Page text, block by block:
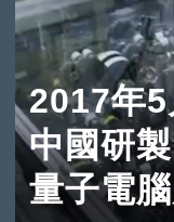
2017年
中國研
量子電